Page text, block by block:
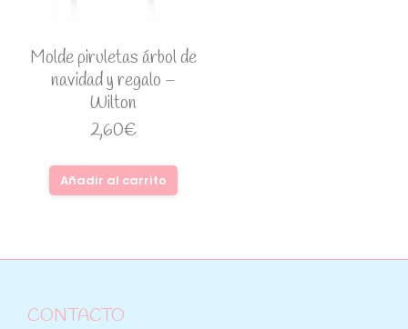
Molde piruletas árbol de
navidad y regalo –
Wilton
2,60€
Añadir al carrito
CONTACTO